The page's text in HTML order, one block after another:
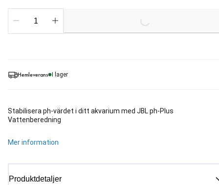
Hemleverans I lager
Stabilisera ph-värdet i ditt akvarium med JBL ph-Plus
Vattenberedning
Mer information
Produktdetaljer